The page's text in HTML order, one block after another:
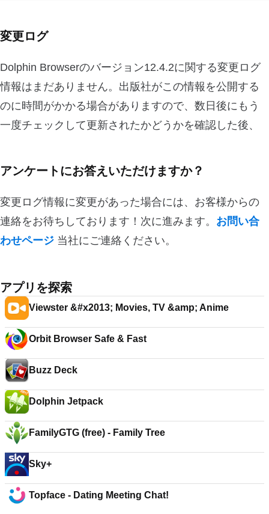
変更ログ
Dolphin Browserのバージョン12.4.2に関する変更ログ
情報はまだありません。出版社がこの情報を公開する
のに時間がかかる場合がありますので、数日後にもう
一度チェックして更新されたかどうかを確認した後、
アンケートにお答えいただけますか？
変更ログ情報に変更があった場合には、お客様からの
連絡をお待ちしております！次に進みます。 お問い合
わせページ 当社にご連絡ください。
アプリを探索
Viewster &#x2013; Movies, TV &amp; Anime
Orbit Browser Safe & Fast
Buzz Deck
Dolphin Jetpack
FamilyGTG (free) - Family Tree
Sky+
Topface - Dating Meeting Chat!